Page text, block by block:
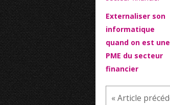
Externaliser son
informatique
quand on est une
PME du secteur
financier